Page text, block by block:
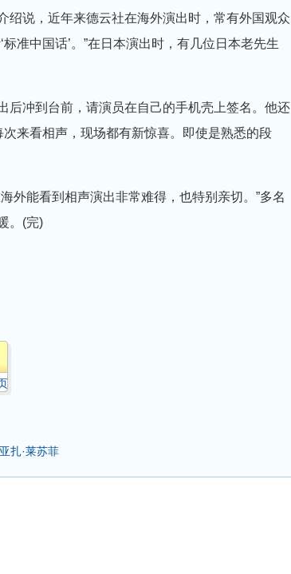
绍说，近年来德云社在海外演出时，常有外国观众
准中国话’。”在日本演出时，有几位日本老先生
后冲到台前，请演员在自己的手机壳上签名。他还
来看相声，现场都有新惊喜。即使是熟悉的段
外能看到相声演出非常难得，也特别亲切。”多名
。(完)
扎·莱苏菲